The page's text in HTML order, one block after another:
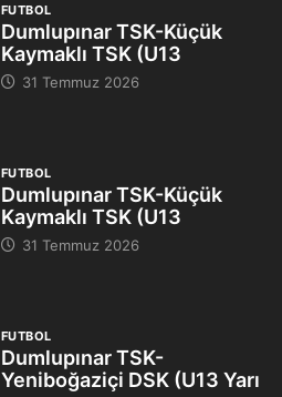
FUTBOL
Dumlupınar TSK-Küçük
Kaymaklı TSK (U13
31 Temmuz 2026
FUTBOL
Dumlupınar TSK-Küçük
Kaymaklı TSK (U13
31 Temmuz 2026
FUTBOL
Dumlupınar TSK-
Yeniboğaziçi DSK (U13 Yarı